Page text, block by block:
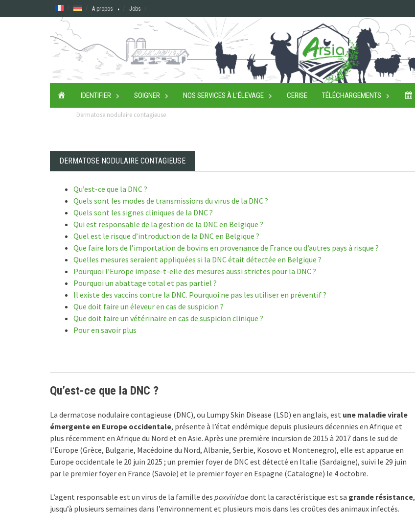
to
A propos Jobs
ACCUEILIDENTIFIER SOIGNER NOS SERVICES À L’ÉLEVAGE CERISE TÉLÉCHARGEMENTS
Dermatose nodulaire contagieuse
DERMATOSE NODULAIRE CONTAGIEUSE
Qu’est-ce que la DNC ?
Quels sont les modes de transmissions du virus de la DNC ?
Quels sont les signes cliniques de la DNC ?
Qui est responsable de la gestion de la DNC en Belgique ?
Quel est le risque d’introduction de la DNC en Belgique ?
Que faire lors de l’importation de bovins en provenance de France ou d’autres pays à risque ?
Quelles mesures seraient appliquées si la DNC était détectée en Belgique ?
Pourquoi l’Europe impose-t-elle des mesures aussi strictes pour la DNC ?
Pourquoi un abattage total et pas partiel ?
Il existe des vaccins contre la DNC. Pourquoi ne pas les utiliser en préventif ?
Que doit faire un éleveur en cas de suspicion ?
Que doit faire un vétérinaire en cas de suspicion clinique ?
Pour en savoir plus
Qu’est-ce que la DNC ?
La dermatose nodulaire contagieuse (DNC), ou Lumpy Skin Disease (LSD) en anglais, est une maladie virale
émergente en Europe occidentale, présente à l’état endémique depuis plusieurs décennies en Afrique et
plus récemment en Afrique du Nord et en Asie. Après une première incursion de 2015 à 2017 dans le sud de
l’Europe (Grèce, Bulgarie, Macédoine du Nord, Albanie, Serbie, Kosovo et Montenegro), elle est apparue en
Europe occidentale le 20 juin 2025 ; un premier foyer de DNC est détecté en Italie (Sardaigne), suivi le 29 juin
par le premier foyer en France (Savoie) et le premier foyer en Espagne (Catalogne) le 4 octobre.
L’agent responsable est un virus de la famille des poxviridae dont la caractéristique est sa grande résistance,
jusqu’à plusieurs semaines dans l’environnement et plusieurs mois dans les croûtes des animaux infectés.